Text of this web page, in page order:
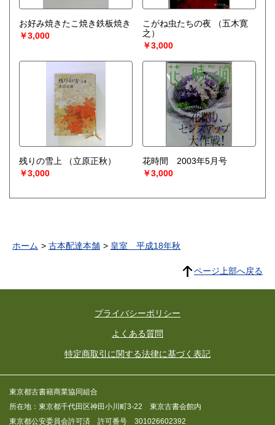
お好み焼きたこ焼き鉄板焼き
￥3,000
こがね虫たちの夜
（五木寛
之）
￥3,000
残りの雪上
（立原正秋）
￥3,000
花時間 2003年5月号
￥3,000
ホーム 古本配達本舗 皇室 平成18年秋
ページ上部へ戻る
プライバシーポリシー
よくある質問
特定商取引に関する法律に基づく表記
東京都古書籍商業協同組合
所在地：東京都千代田区神田小川町3-22 東京古書会館内
東京都公安委員会許可済 許可番号 301026602392